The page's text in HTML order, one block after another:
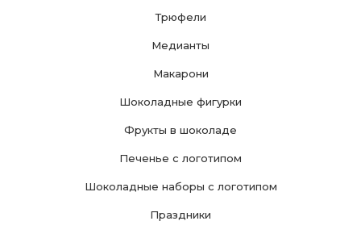
Трюфели
Медианты
Макарони
Шоколадные фигурки
Фрукты в шоколаде
Печенье с логотипом
Шоколадные наборы с логотипом
Праздники